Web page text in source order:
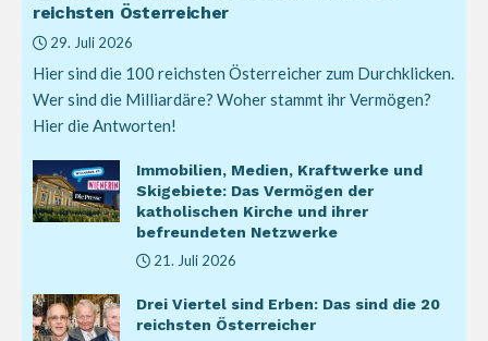
reichsten Österreicher
29. Juli 2026
Hier sind die 100 reichsten Österreicher zum Durchklicken.
Wer sind die Milliardäre? Woher stammt ihr Vermögen?
Hier die Antworten!
Immobilien, Medien, Kraftwerke und
Skigebiete: Das Vermögen der
katholischen Kirche und ihrer
befreundeten Netzwerke
21. Juli 2026
Drei Viertel sind Erben: Das sind die 20
reichsten Österreicher